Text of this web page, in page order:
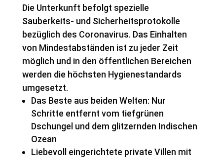
Die Unterkunft befolgt spezielle
Sauberkeits- und Sicherheitsprotokolle
bezüglich des Coronavirus. Das Einhalten
von Mindestabständen ist zu jeder Zeit
möglich und in den öffentlichen Bereichen
werden die höchsten Hygienestandards
umgesetzt.
Das Beste aus beiden Welten: Nur
Schritte entfernt vom tiefgrünen
Dschungel und dem glitzernden Indischen
Ozean
Liebevoll eingerichtete private Villen mit